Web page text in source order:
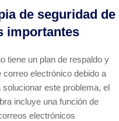
de seguridad de
importantes
tiene un plan de respaldo y
electrónico debido a
este problema, el
incluye una función de
electrónicos